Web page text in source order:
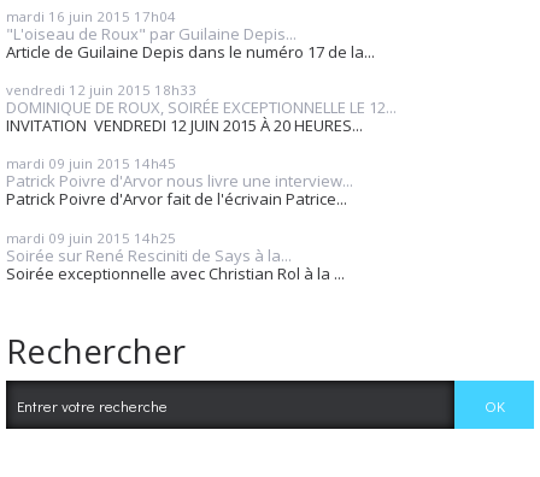
mardi 16 juin 2015 17h04
"L'oiseau de Roux" par Guilaine Depis...
Article de Guilaine Depis dans le numéro 17 de la...
vendredi 12 juin 2015 18h33
DOMINIQUE DE ROUX, SOIRÉE EXCEPTIONNELLE LE 12...
INVITATION VENDREDI 12 JUIN 2015 À 20 HEURES...
mardi 09 juin 2015 14h45
Patrick Poivre d'Arvor nous livre une interview...
Patrick Poivre d'Arvor fait de l'écrivain Patrice...
mardi 09 juin 2015 14h25
Soirée sur René Resciniti de Says à la...
Soirée exceptionnelle avec Christian Rol à la ...
Rechercher